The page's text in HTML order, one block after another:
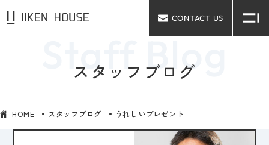
CONTACT US
スタッフブログ
HOME スタッフブログ うれしいプレゼント